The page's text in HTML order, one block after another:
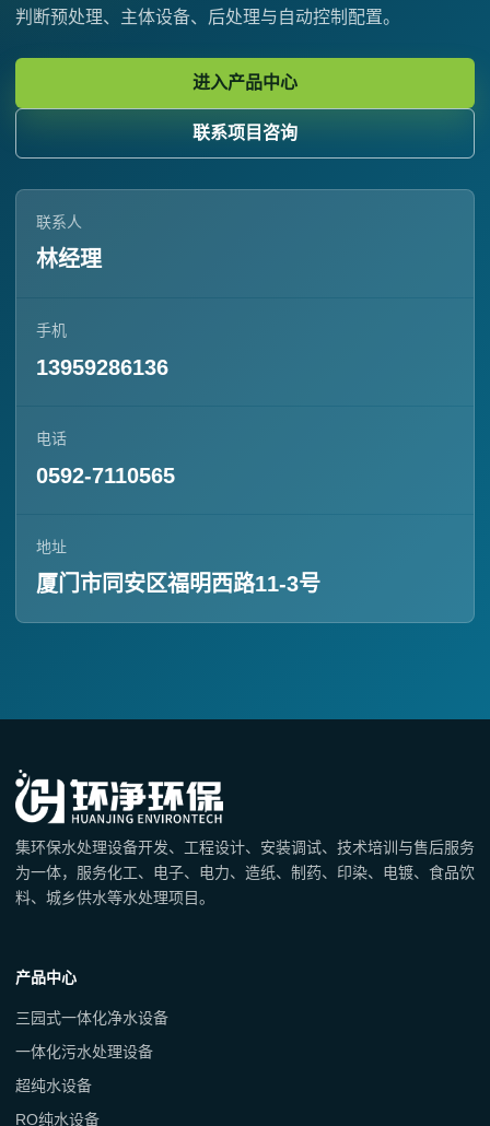
判断预处理、主体设备、后处理与自动控制配置。
进入产品中心
联系项目咨询
联系人
林经理
手机
13959286136
电话
0592-7110565
地址
厦门市同安区福明西路11-3号
集环保水处理设备开发、工程设计、安装调试、技术培训与售后服务
为一体，服务化工、电子、电力、造纸、制药、印染、电镀、食品饮
料、城乡供水等水处理项目。
产品中心
三园式一体化净水设备
一体化污水处理设备
超纯水设备
RO纯水设备